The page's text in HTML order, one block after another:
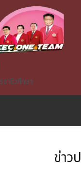
อาชีวศึกษา
ข่าว